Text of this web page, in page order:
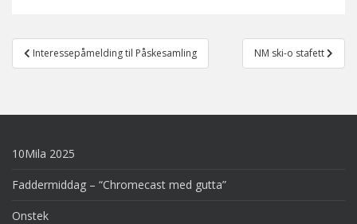
Post
navigation
Interessepåmelding til Påskesamling NM ski-o stafett
10Mila 2025
Faddermiddag – “Chromecast med gutta”
Onstek